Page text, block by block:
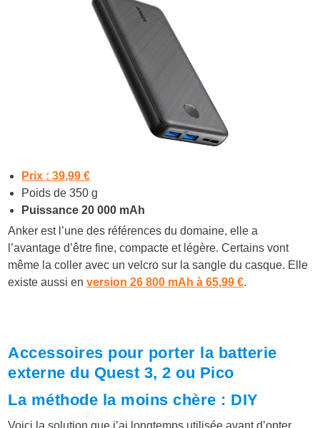
Prix : 39,99 €
Poids de 350 g
Puissance 20 000 mAh
Anker est l’une des références du domaine, elle a
l’avantage d’être fine, compacte et légère. Certains vont
même la coller avec un velcro sur la sangle du casque. Elle
existe aussi enversion 26 800 mAh à 65,99 €.
Accessoires pour porter la batterie
externe du Quest 3, 2 ou Pico
La méthode la moins chère : DIY
Voici la solution que j’ai longtemps utilisée avant d’opter